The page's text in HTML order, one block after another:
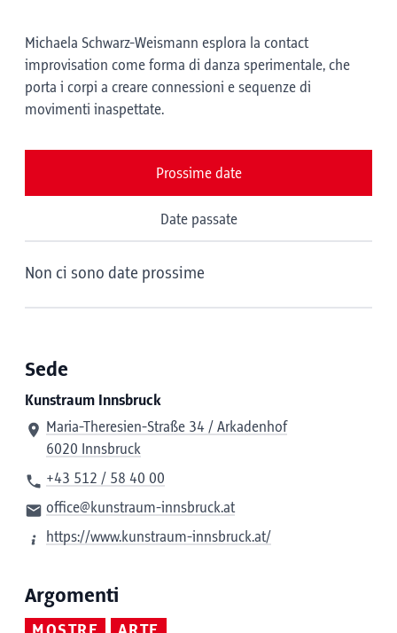
Michaela Schwarz-Weismann esplora la contact
improvisation come forma di danza sperimentale, che
porta i corpi a creare connessioni e sequenze di
movimenti inaspettate.
Prossime date
Date passate
Non ci sono date prossime
Sede
Kunstraum Innsbruck
Maria-Theresien-Straße 34 / Arkadenhof
6020 Innsbruck
+43 512 / 58 40 00
office@kunstraum-innsbruck.at
https://www.kunstraum-innsbruck.at/
Argomenti